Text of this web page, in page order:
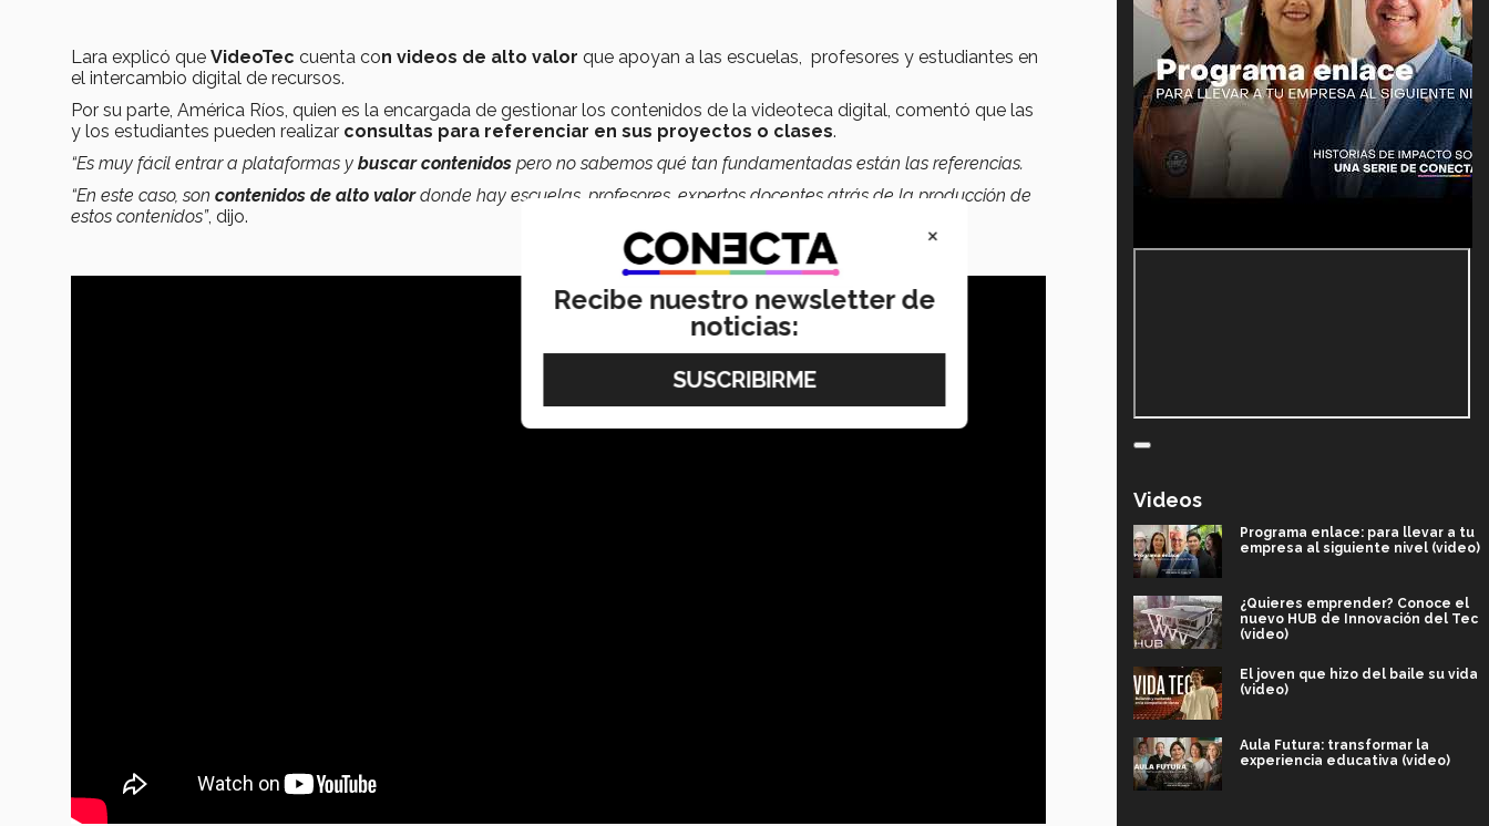
Lara explicó que VideoTec cuenta con videos de alto valor que apoyan a las escuelas, profesores y estudiantes en
el intercambio digital de recursos.
Por su parte, América Ríos, quien es la encargada de gestionar los contenidos de la videoteca digital, comentó que las
y los estudiantes pueden realizar consultas para referenciar en sus proyectos o clases.
“Es muy fácil entrar a plataformas y buscar contenidos pero no sabemos qué tan fundamentadas están las referencias.
“En este caso, son contenidos de alto valordonde hay escuelas, profesores, expertos docentes atrás de la producción de
estos contenidos”, dijo.
Videos
Programa enlace: para llevar a tu
empresa al siguiente nivel (video)
¿Quieres emprender? Conoce el
nuevo HUB de Innovación del Tec
(video)
El joven que hizo del baile su vida
(video)
Aula Futura: transformar la
experiencia educativa (video)
×
Recibe nuestro newsletter de
noticias: